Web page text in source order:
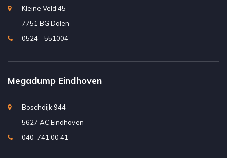
Kleine Veld 45
7751 BG Dalen
0524 - 551004
Megadump Eindhoven
Boschdijk 944
5627 AC Eindhoven
040-741 00 41